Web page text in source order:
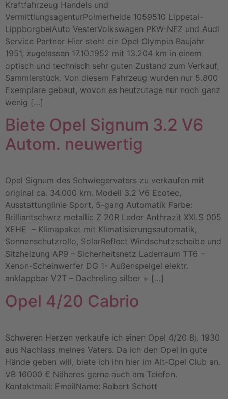
Kraftfahrzeug Handels und
VermittlungsagenturPolmerheide 1059510 Lippetal-
LippborgbeiAuto VesterVolkswagen PKW-NFZ und Audi
Service Partner Hier steht ein Opel Olympia Baujahr
1951, zugelassen 17.10.1952 mit 13.204 km in einem
optisch und technisch sehr guten Zustand zum Verkauf,
Sammlerstück. Von diesem Fahrzeug wurden nur 5.800
Exemplare gebaut, wovon es heutzutage nur noch ganz
wenig […]
Biete Opel Signum 3.2 V6
Autom. neuwertig
Opel Signum des Schwiegervaters zu verkaufen mit
original ca. 34.000 km. Modell 3.2 V6 Ecotec,
Ausstattunglinie Sport, 5-gang Automatik Farbe:
Brilliantschwrz metallic Z 20R Leder Anthrazit XXLS 005
XEHE – Klimapaket mit Klimatisierungsautomatik,
Sonnenschutzrollo, SolarReflect Windschutzscheibe und
Sitzheizung AP9 – Sicherheitsnetz Laderraum TT6 –
Xenon-Scheinwerfer DG 1- Außenspeigel elektr.
anklappbar V2T – Dachreling silber + […]
Opel 4/20 Cabrio
Schweren Herzen verkaufe ich einen Opel 4/20 Bj. 1930
aus Nachlass meines Vaters. Da ich den Opel in gute
Hände geben will, biete ich ihn hier im Alt-Opel Club an.
VB 16000 € Näheres gerne auch am Telefon.
Kontaktmail: EmailName: Robert Schott